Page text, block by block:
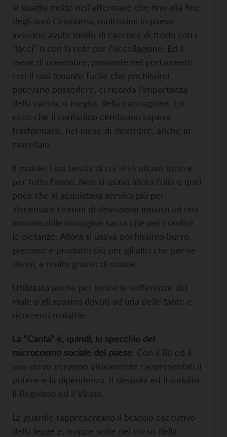
si sbaglia molto nell’affermare che fino alla fine
degli anni Cinquanta, moltissimi in paese
avevano avuto modo di cacciare di frodo con i
“lacci” o con la rete per l’uccellagione. Ed il
mese di novembre, possente nel portamento
con il suo tonante fucile che pochissimi
potevano possedere, ci ricorda l’importanza
della caccia, o meglio, della cacciagione. Ed
ecco che il contadino cembrano sapeva
trasformarsi, nel mese di dicembre, anche in
macellaio.
Il maiale. Una bestia di cui si sfruttava tutto e
per tutto l’anno. Non si usava allora l’olio e quel
poco che si acquistava serviva più per
alimentare i lumini di devozione innanzi ad una
immancabile immagine sacra che per condire
le pietanze. Allora si usava pochissimo burro,
prezioso e prodotto più per gli altri che per se
stessi, e molto grasso di maiale.
Utilizzato anche per lenire le sofferenze del
male o gli spasimi dovuti ad una delle tante e
ricorrenti malattie.
La “Canta” è, quindi, lo specchio del
microcosmo sociale del paese. Con il Re ed il
suo servo vengono visivamente rappresentati il
potere e la dipendenza. Il despota ed il suddito.
Il Regolano ed il Vicino.
Le guardie rappresentano il braccio esecutivo
della legge e, troppe volte nel corso della